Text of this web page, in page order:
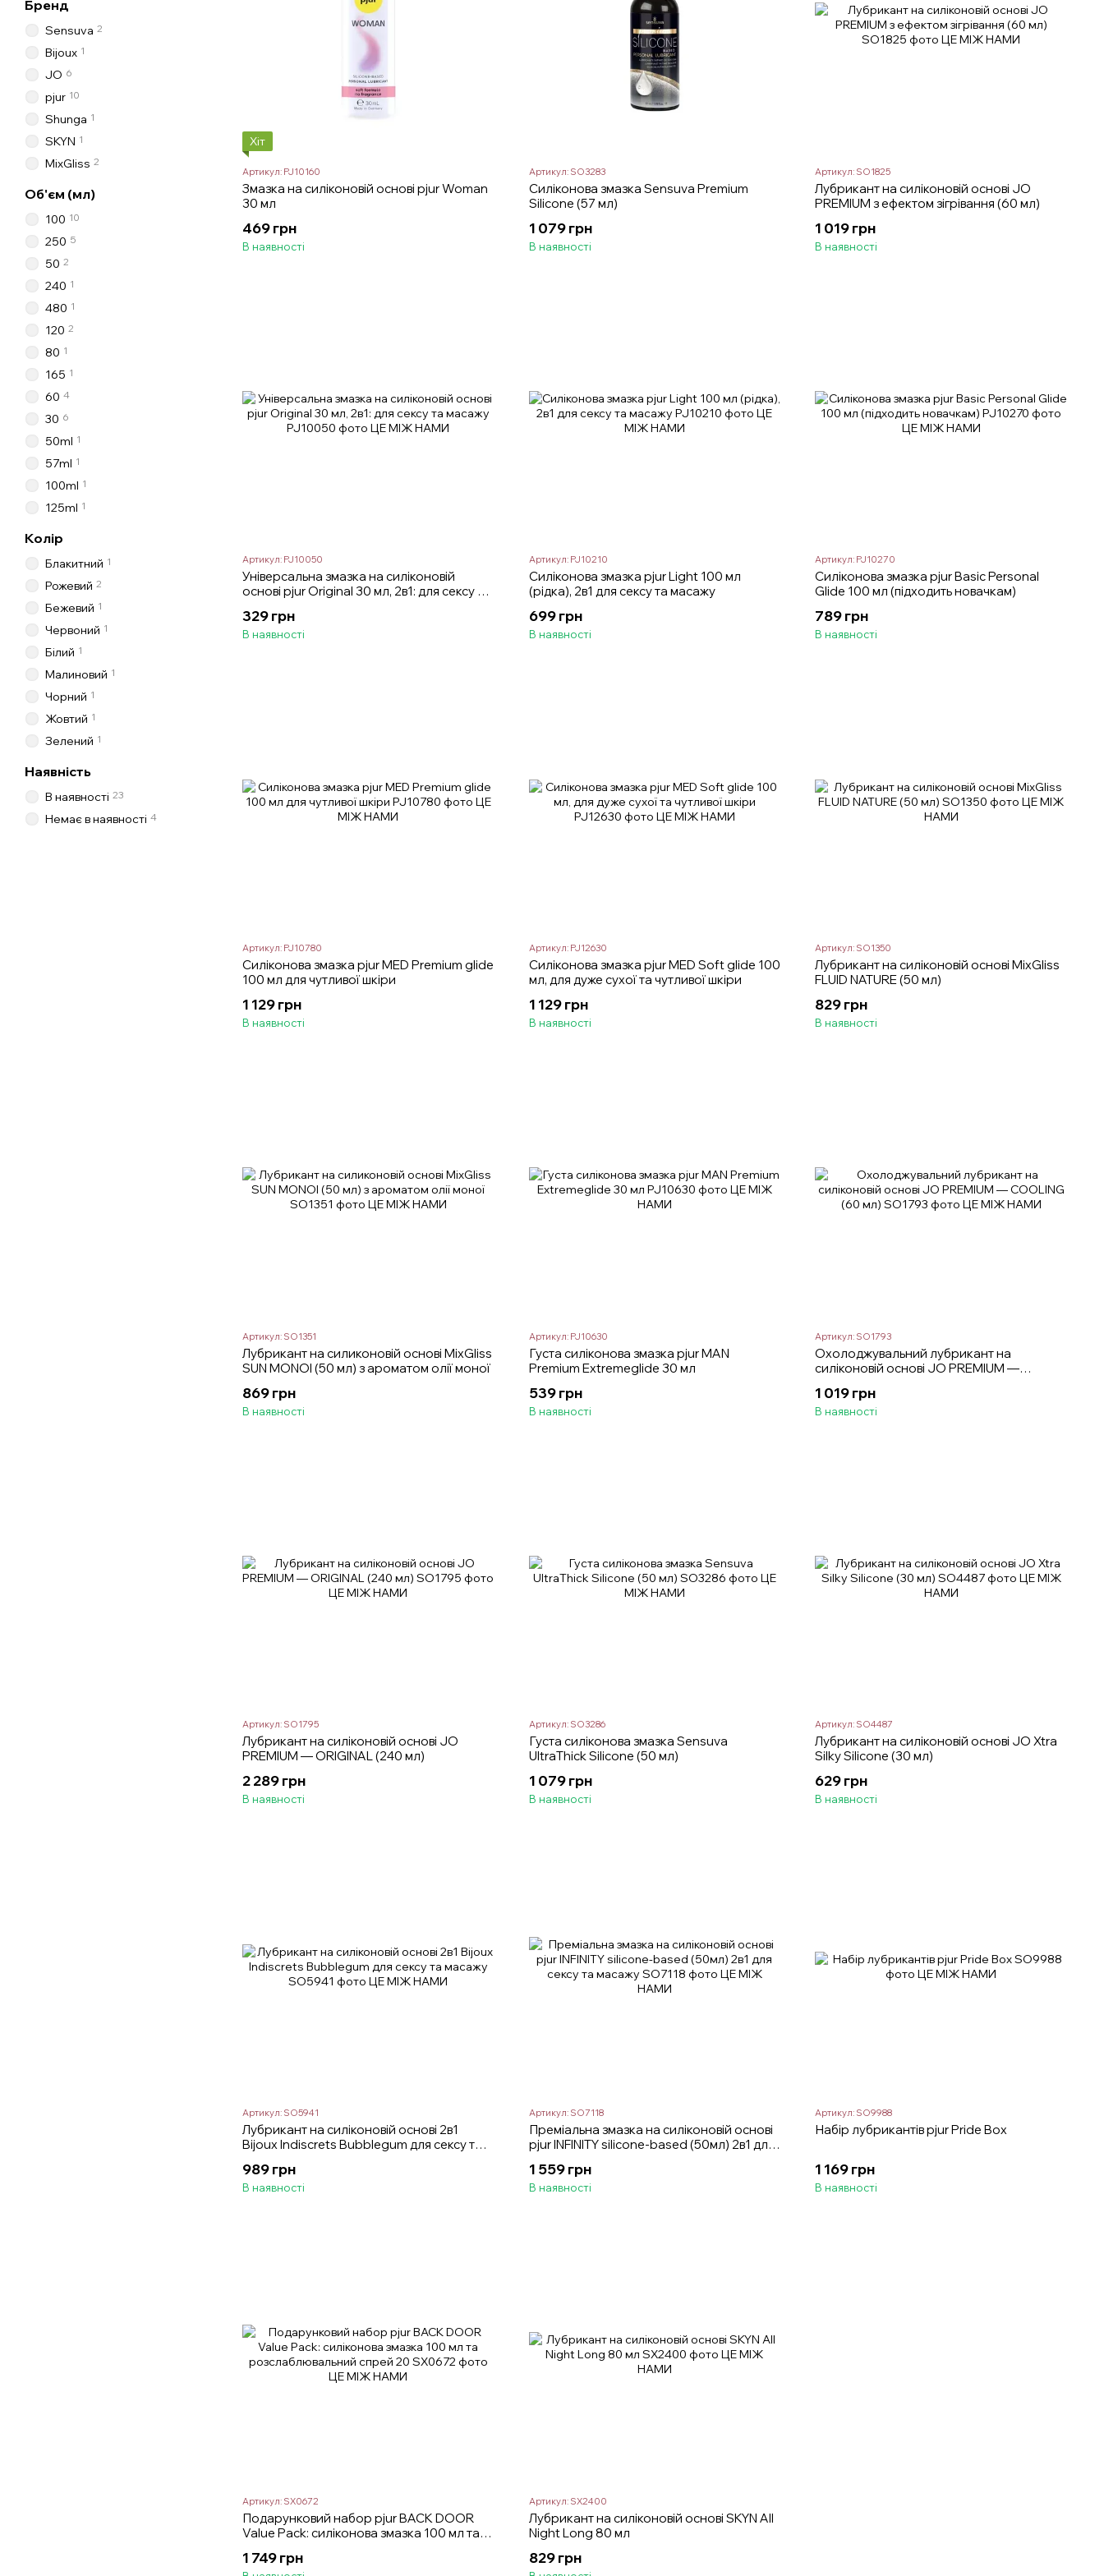
Хіт
Артикул: PJ10160
Змазка на силіконовій основі pjur Woman
30 мл
469 грн
В наявності
Артикул: SO3283
Силіконова змазка Sensuva Premium
Silicone (57 мл)
1 079 грн
В наявності
Артикул: SO1825
Лубрикант на силіконовій основі JO
PREMIUM з ефектом зігрівання (60 мл)
1 019 грн
В наявності
Артикул: PJ10050
Універсальна змазка на силіконовій
основі pjur Original 30 мл, 2в1: для сексу та
329 грн
В наявності
Артикул: PJ10210
Силіконова змазка pjur Light 100 мл
(рідка), 2в1 для сексу та масажу
699 грн
В наявності
Артикул: PJ10270
Силіконова змазка pjur Basic Personal
Glide 100 мл (підходить новачкам)
789 грн
В наявності
Артикул: PJ10780
Силіконова змазка pjur MED Premium glide
100 мл для чутливої шкіри
1 129 грн
В наявності
Артикул: PJ12630
Силіконова змазка pjur MED Soft glide 100
мл, для дуже сухої та чутливої шкіри
1 129 грн
В наявності
Артикул: SO1350
Лубрикант на силіконовій основі MixGliss
FLUID NATURE (50 мл)
829 грн
В наявності
Артикул: SO1351
Лубрикант на силиконовій основі MixGliss
SUN MONOI (50 мл) з ароматом олії моної
869 грн
В наявності
Артикул: PJ10630
Густа силіконова змазка pjur MAN
Premium Extremeglide 30 мл
539 грн
В наявності
Артикул: SO1793
Охолоджувальний лубрикант на
силіконовій основі JO PREMIUM —
1 019 грн
В наявності
Артикул: SO1795
Лубрикант на силіконовій основі JO
PREMIUM — ORIGINAL (240 мл)
2 289 грн
В наявності
Артикул: SO3286
Густа силіконова змазка Sensuva
UltraThick Silicone (50 мл)
1 079 грн
В наявності
Артикул: SO4487
Лубрикант на силіконовій основі JO Xtra
Silky Silicone (30 мл)
629 грн
В наявності
Артикул: SO5941
Лубрикант на силіконовій основі 2в1
Bijoux Indiscrets Bubblegum для сексу та
989 грн
В наявності
Артикул: SO7118
Преміальна змазка на силіконовій основі
pjur INFINITY silicone-based (50мл) 2в1 для
1 559 грн
В наявності
Артикул: SO9988
Набір лубрикантів pjur Pride Box
1 169 грн
В наявності
Артикул: SX0672
Подарунковий набор pjur BACK DOOR
Value Pack: силіконова змазка 100 мл та
1 749 грн
Артикул: SX2400
Лубрикант на силіконовій основі SKYN All
Night Long 80 мл
829 грн
Бренд
Sensuva 2
Bijoux 1
JO 6
pjur 10
Shunga 1
SKYN 1
MixGliss 2
Об'єм (мл)
100 10
250 5
50 2
240 1
480 1
120 2
80 1
165 1
60 4
30 6
50ml 1
57ml 1
100ml 1
125ml 1
Колір
Блакитний 1
Рожевий 2
Бежевий 1
Червоний 1
Білий 1
Малиновий 1
Чорний 1
Жовтий 1
Зелений 1
Наявність
В наявності 23
Немає в наявності 4